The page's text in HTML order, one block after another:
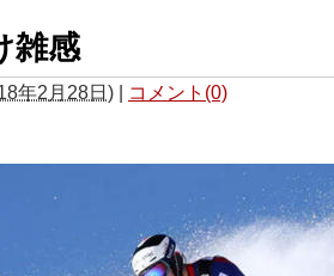
雑感
年2月28日) | コメント(0)